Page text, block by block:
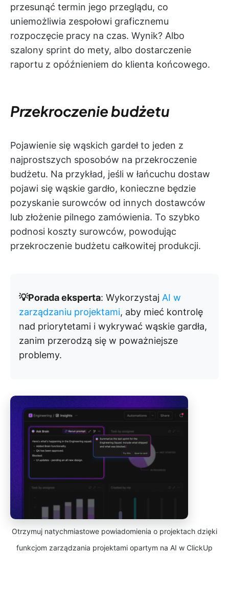
przesunąć termin jego przeglądu, co
uniemożliwia zespołowi graficznemu
rozpoczęcie pracy na czas. Wynik? Albo
szalony sprint do mety, albo dostarczenie
raportu z opóźnieniem do klienta końcowego.
Przekroczenie budżetu
Pojawienie się wąskich gardeł to jeden z
najprostszych sposobów na przekroczenie
budżetu. Na przykład, jeśli w łańcuchu dostaw
pojawi się wąskie gardło, konieczne będzie
pozyskanie surowców od innych dostawców
lub złożenie pilnego zamówienia. To szybko
podnosi koszty surowców, powodując
przekroczenie budżetu całkowitej produkcji.
💡Porada eksperta: Wykorzystaj AI w
zarządzaniu projektami, aby mieć kontrolę
nad priorytetami i wykrywać wąskie gardła,
zanim przerodzą się w poważniejsze
problemy.
Otrzymuj natychmiastowe powiadomienia o projektach dzięki
funkcjom zarządzania projektami opartym na AI w ClickUp